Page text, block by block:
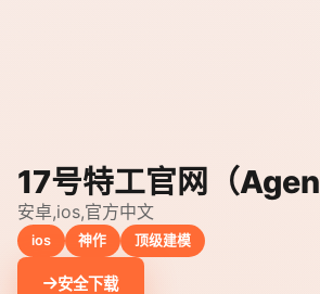
17号特工官网（
安卓,ios,官方中文
ios 神作 顶级建模
安全下载